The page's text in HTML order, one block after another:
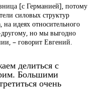
[с Германией], потому
силовых структур
идеях относительного
но мы выгодно
– говорит Евгений.
делиться с
Большими
очень